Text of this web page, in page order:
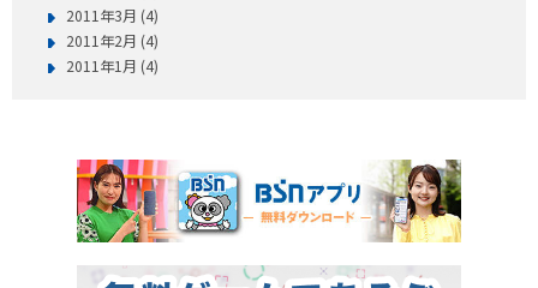
2011年3月 (4)
2011年2月 (4)
2011年1月 (4)